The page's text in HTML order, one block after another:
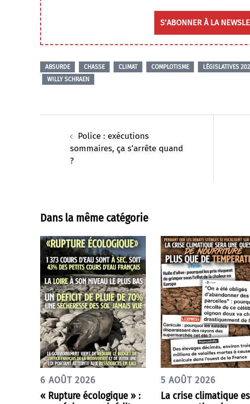
S’ABONNER À LA
ABSURDE CHASSE CLIMAT COMPLOTISME LÉGISLATIVES
WILLY SCHRAEN
d’articlePolice : exécutions
sommaires, ça s’arrête quand
?
Dans la même catégorie
6 AOÛT 2026
« Rupture écologique » :
5 AOÛT 2026
La crise climatique